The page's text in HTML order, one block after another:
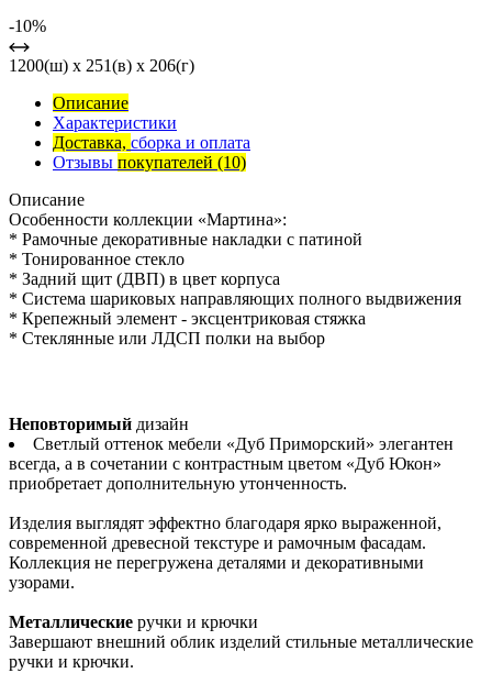
-10%
1200(ш) x 251(в) x 206(г)
Описание
Характеристики
Доставка, сборка и оплата
Отзывы покупателей (10)
Описание
Особенности коллекции «Мартина»:
* Рамочные декоративные накладки с патиной
* Тонированное стекло
* Задний щит (ДВП) в цвет корпуса
* Система шариковых направляющих полного выдвижения
* Крепежный элемент - эксцентриковая стяжка
* Стеклянные или ЛДСП полки на выбор
Неповторимый дизайн
Светлый оттенок мебели «Дуб Приморский» элегантен
всегда, а в сочетании с контрастным цветом «Дуб Юкон»
приобретает дополнительную утонченность.
Изделия выглядят эффектно благодаря ярко выраженной,
современной древесной текстуре и рамочным фасадам.
Коллекция не перегружена деталями и декоративными
узорами.
Металлические ручки и крючки
Завершают внешний облик изделий стильные металлические
ручки и крючки.